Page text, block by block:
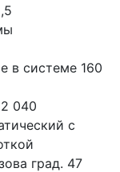
в системе 160
040
с
град. 47